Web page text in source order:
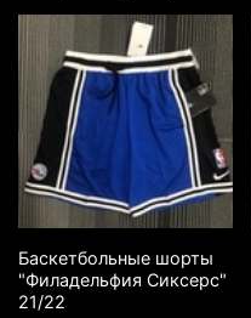
Баскетбольные шорты
"Филадельфия Сиксерс"
21/22